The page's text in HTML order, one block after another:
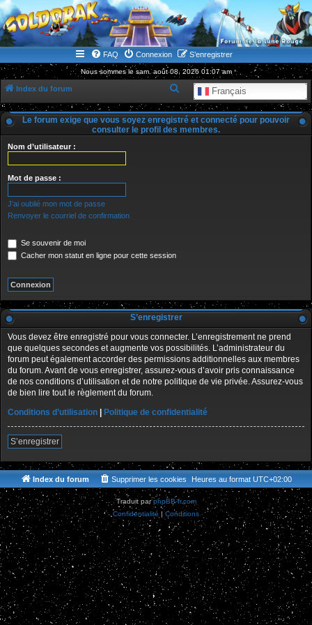
WWW.GOLDORAKGO.COM
le site de la Lune Rouge
FAQ Connexion S’enregistrer
Nous sommes le sam. août 08, 2026 01:07 am
Index du forum Français
e
c
h
Le forum exige que vous soyez enregistré et connecté pour pouvoir
consulter le profil des membres.
Nom d’utilisateur :
Mot de passe :
J’ai oublié mon mot de passe
Renvoyer le courriel de confirmation
Se souvenir de moi
Cacher mon statut en ligne pour cette session
S’enregistrer
Vous devez être enregistré pour vous connecter. L’enregistrement ne prend
que quelques secondes et augmente vos possibilités. L’administrateur du
forum peut également accorder des permissions additionnelles aux membres
du forum. Avant de vous enregistrer, assurez-vous d’avoir pris connaissance
de nos conditions d’utilisation et de notre politique de vie privée. Assurez-vous
de bien lire tout le règlement du forum.
Conditions d’utilisation
Politique de confidentialité
S’enregistrer
Index du forum Heures au format UTC+02:00
Supprimer les cookies
Traduit parphpBB-fr.com
Confidentialité
Conditions